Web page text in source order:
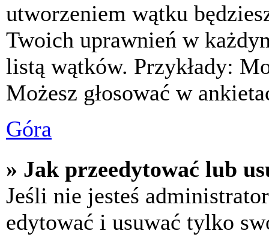
utworzeniem wątku
Twoich uprawnień w
listą wątków. Przykłady:
Możesz głosować w
Góra
» Jak przeedytować lub
Jeśli nie jesteś
edytować i usuwać tylko